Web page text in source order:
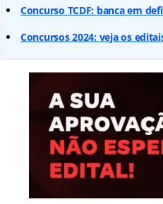
Concurso TCDF: banca em
Concursos 2024: veja os